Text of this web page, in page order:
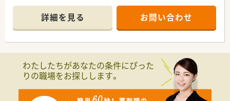
■薬剤師2名、事務1名が在籍されていらっしゃり、少人数ですが
協力しながら取り組まれています。
【法人特徴について】
■2021年度には年間100店舗を拡大するなど、全国的に急速な
成長を遂げている企業です。
■役職に関わらずフラットに意見交換ができるボトムアップ型
の組織運営を特徴としています。
詳細を見る お問い合わせ
わたしたちがあなたの条件にぴった
りの職場をお探しします。